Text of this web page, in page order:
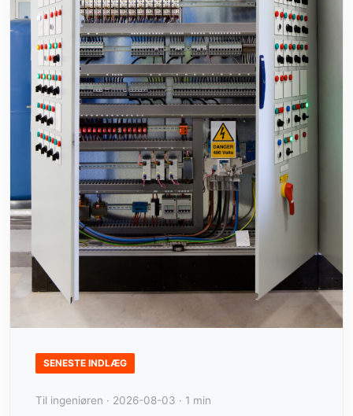
SENESTE INDLÆG
Til ingeniøren · 2026-08-03 · 1 min